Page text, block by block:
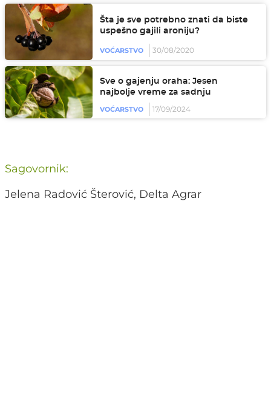
Šta je sve potrebno znati da biste
uspešno gajili aroniju?
VOĆARSTVO 30/08/2020
Sve o gajenju oraha: Jesen
najbolje vreme za sadnju
VOĆARSTVO 17/09/2024
Sagovornik:
Jelena Radović Šterović, Delta Agrar